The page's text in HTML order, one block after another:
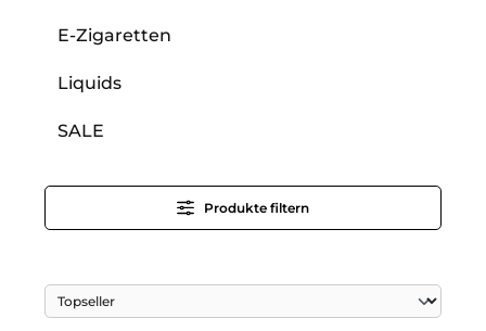
E-Zigaretten
Liquids
SALE
Produkte filtern